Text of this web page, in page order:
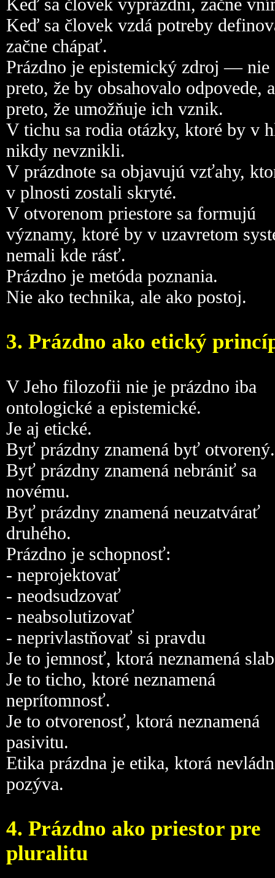
Keď sa človek vzdá potreby
začne chápať.
Prázdno je epistemický zdroj — nie
preto, že by obsahovalo odpovede,
preto, že umožňuje ich vznik.
V tichu sa rodia otázky, ktoré by v
nikdy nevznikli.
V prázdnote sa objavujú vzťahy,
v plnosti zostali skryté.
V otvorenom priestore sa formujú
významy, ktoré by v uzavretom
nemali kde rásť.
Prázdno je metóda poznania.
Nie ako technika, ale ako postoj.
3. Prázdno ako etický
V Jeho filozofii nie je prázdno iba
ontologické a epistemické.
Je aj etické.
Byť prázdny znamená byť otvorený.
Byť prázdny znamená nebrániť sa
novému.
Byť prázdny znamená neuzatvárať
druhého.
Prázdno je schopnosť:
- neprojektovať
- neodsudzovať
- neabsolutizovať
- neprivlastňovať si pravdu
Je to jemnosť, ktorá neznamená
Je to ticho, ktoré neznamená
neprítomnosť.
Je to otvorenosť, ktorá neznamená
pasivitu.
Etika prázdna je etika, ktorá
pozýva.
4. Prázdno ako priestor pre
pluralitu